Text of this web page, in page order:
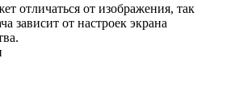
отличаться от изображения, так
зависит от настроек экрана